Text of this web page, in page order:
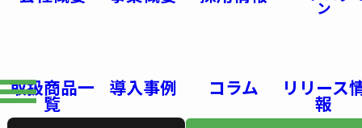
ン
取扱商品一
覧
導入事例 コラム リリース
報